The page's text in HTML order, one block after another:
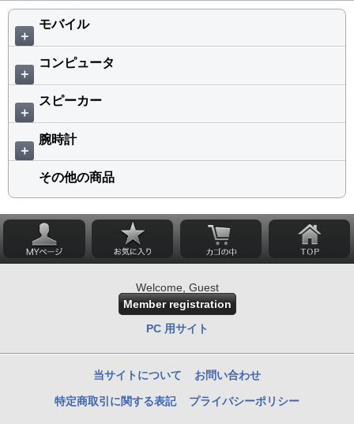
＋
モバイル
＋
コンピュータ
＋
スピーカー
＋
腕時計
その他の商品
Welcome, Guest
Member registration
PC 用サイト
当サイトについて お問い合わせ
特定商取引に関する表記 プライバシーポリシー